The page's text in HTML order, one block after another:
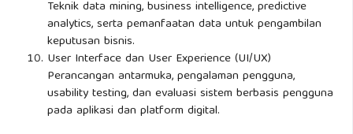
Teknik data mining, business intelligence, predictive
analytics, serta pemanfaatan data untuk pengambilan
keputusan bisnis.
User Interface dan User Experience (UI/UX)
Perancangan antarmuka, pengalaman pengguna,
usability testing, dan evaluasi sistem berbasis pengguna
pada aplikasi dan platform digital.